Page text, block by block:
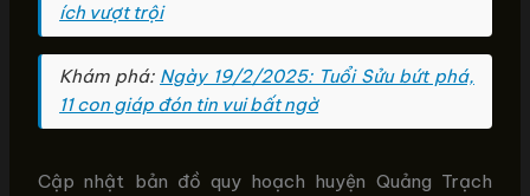
ích vượt trội
Khám phá: Ngày 19/2/2025: Tuổi Sửu bứt phá,
11 con giáp đón tin vui bất ngờ
Cập nhật bản đồ quy hoạch huyện Quảng Trạch